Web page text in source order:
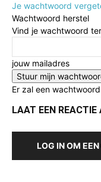
Je wachtwoord
Wachtwoord herstel
Vind je wachtwoord
jouw mailadres
Er zal een
LAAT EEN REACTIE
LOG IN OM